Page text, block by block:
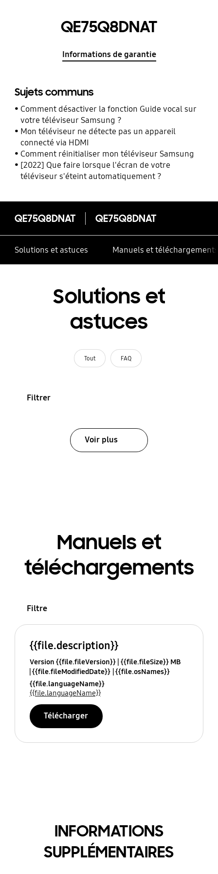
QE75Q8DNAT
Informations de garantie
Sujets communs
Comment désactiver la fonction Guide vocal sur
votre téléviseur Samsung ?
Mon téléviseur ne détecte pas un appareil
connecté via HDMI
Comment réinitialiser mon téléviseur Samsung
[2022] Que faire lorsque l'écran de votre
téléviseur s'éteint automatiquement ?
QE75Q8DNAT QE75Q8DNAT
Solutions et astuces Manuels et téléchargements
Solutions et
astuces
Tout FAQ
Filtrer
Voir plus
Manuels et
téléchargements
Filtre
{{file.description}}
Version {{file.fileVersion}} {{file.fileSize}} MB
{{file.fileModifiedDate}} {{file.osNames}}
{{file.languageName}}
{{file.languageName}}
Télécharger
INFORMATIONS
SUPPLÉMENTAIRES